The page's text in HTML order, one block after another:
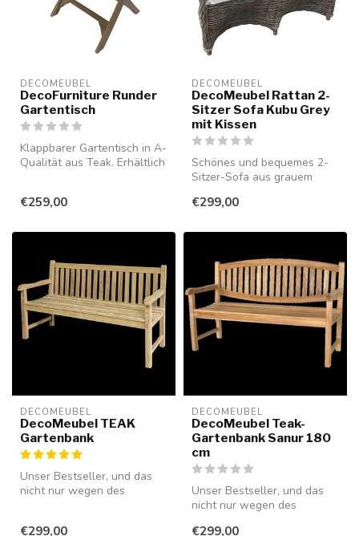
DECOMEUBEL
DecoFurniture Runder
Gartentisch
Klappbarer Gartentisch in A-
Qualität aus Teak. Erhältlich
€259,00
DECOMEUBEL
DecoMeubel Rattan 2-
Sitzer Sofa Kubu Grey
mit Kissen
Schönes und bequemes 2-
Sitzer-Sofa aus grauem
belieb...
€299,00
DECOMEUBEL
DecoMeubel TEAK
Gartenbank
Unser Bestseller, und das
nicht nur wegen des
€299,00
DECOMEUBEL
DecoMeubel Teak-
Gartenbank Sanur 180
cm
Unser Bestseller, und das
nicht nur wegen des
€299,00